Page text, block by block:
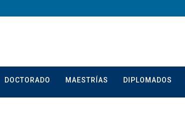
DOCTORADO MAESTRÍAS DIPLOMADOS